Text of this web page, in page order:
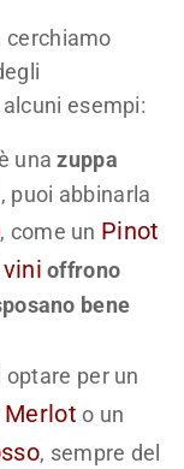
cerchiamo
alcuni esempi:
una zuppa
, puoi abbinarla
, come un Pinot
vini offrono
bene
optare per un
Merlot o un
, sempre del